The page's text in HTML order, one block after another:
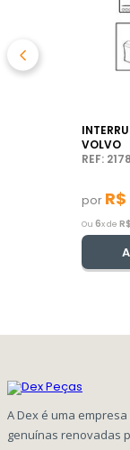
VOLVO
REF:
por R$
Ou 6x de R$
A Dex é uma
genuínas renovadas